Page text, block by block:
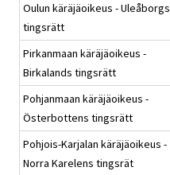
Oulun käräjäoikeus - Uleåborgs
tingsrätt
Pirkanmaan käräjäoikeus -
Birkalands tingsrätt
Pohjanmaan käräjäoikeus -
Österbottens tingsrätt
Pohjois-Karjalan käräjäoikeus -
Norra Karelens tingsrät